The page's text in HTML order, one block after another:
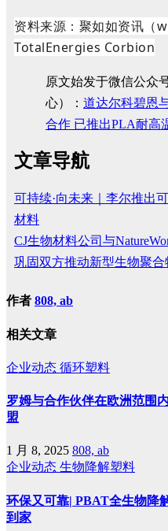
资料来源：聚如如资讯（
TotalEnergies Corbion
原文始发于微信公众
心）： 道达尔科碧恩
合作 已推出PLA耐高
文章导航
可持续·向未来｜李尔推出
材料
CJ生物材料公司与
巩固双方推动新型生物聚
作者 808, ab
相关文章
企业动态 循环塑料
罗姆与合作伙伴在欧洲范围
盟
1 月 8, 2025 808, ab
企业动态 生物降解塑料
环保又可靠| PBAT全生物降
到家